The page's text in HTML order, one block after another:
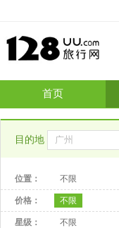
首页
目的地
位置： 不限
价格： 不限
星级： 不限